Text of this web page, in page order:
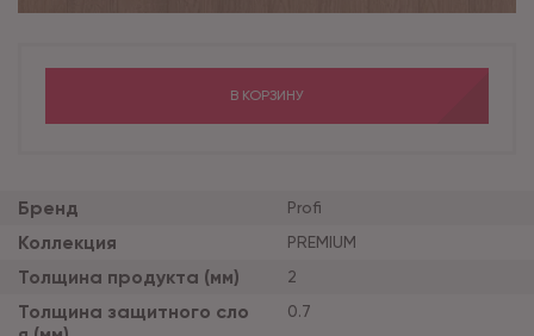
Бренд Profi
Коллекция PREMIUM
Толщина продукта (мм) 2
Толщина защитного сло
0.7
В КОРЗИНУ